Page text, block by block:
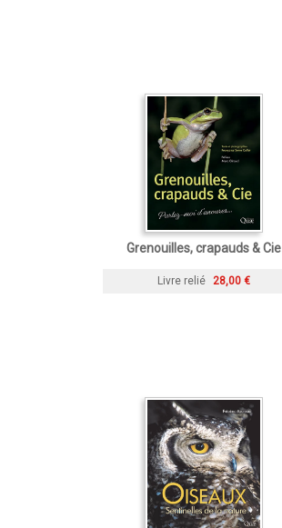
Grenouilles, crapauds & Cie
Livre relié 28,00 €